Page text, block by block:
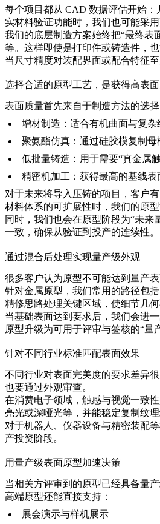
每个项目都从 CAD 数据评估开始
实材料验证功能时，我们也可能采
我们的底层制造方案始终把“最终表
等。这样即使是打印件或铸造件，
当尺寸精度对装配界面或配合特征
选择合适的原型工艺，是获得高表
表面质量首先来自于制造方法的选
增材制造 ：适合有机曲面与复
聚氨酯仿真 ：通过硅胶模复制
低批量铸造 ：用于需要“真金属
精密机加工 ：获得最高的基线
对于未来将导入压铸的项目，客户
材料体系的可扩展性时，我们的原
同时，我们也会在原型阶段为“未来
一致，确保从验证到投产的连续性。
通过混合后处理实现量产级外观
很多客户认为原型不可能达到量产
针对金属原型，我们常用的路径包
精修思路处理关键区域，使细节几
当基础表面达到要求后，我们会进
原型升级为可用于评审与签核的“量
针对不同行业标准匹配表面效果
不同行业对表面完美度的要求差异
也要通过外观审查。
在消费电子领域，触感与视觉一致
亮光或深哑光等，并能稳定复制纹理
对于机器人、仪器设备与精密装配
产投资阶段。
用量产级表面原型加速决策
当相关方评审到的原型已经具备量
高端原型还能直接支持：
展会演示与样机展示